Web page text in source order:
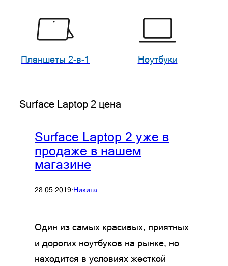
Планшеты 2-в-1 Ноутбуки
Surface Laptop 2 цена
Surface Laptop 2 уже в
продаже в нашем
магазине
28.05.2019·Никита
Один из самых красивых, приятных
и дорогих ноутбуков на рынке, но
находится в условиях жесткой